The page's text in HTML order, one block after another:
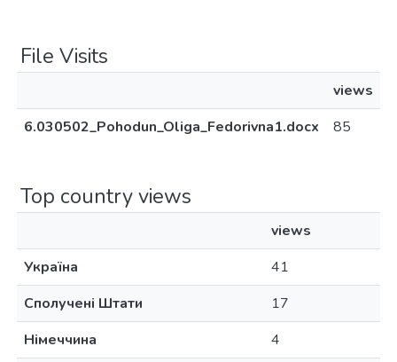
File Visits
views
6.030502_Pohodun_Oliga_Fedorivna1.docx
85
Top country views
views
Україна
41
Сполучені Штати
17
Німеччина
4